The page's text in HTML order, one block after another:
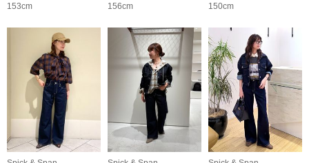
153cm
156cm
150cm